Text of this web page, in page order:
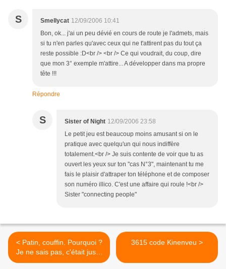
S Smellycat 12/09/2006 10:41
Bon, ok... j'ai un peu dévié en cours de route je l'admets, mais
si tu n'en parles qu'avec ceux qui ne t'attirent pas du tout ça
reste possible :D<br /> <br /> Ce qui voudrait, du coup, dire
que mon 3° exemple m'attire... A développer dans ma propre
tête !!!
Répondre
S Sister of Night 12/09/2006 23:58
Le petit jeu est beaucoup moins amusant si on le
pratique avec quelqu'un qui nous indiffère
totalement.<br /> Je suis contente de voir que tu as
ouvert les yeux sur ton "cas N°3", maintenant tu me
fais le plaisir d'attraper ton téléphone et de composer
son numéro illico. C'est une affaire qui roule !<br />
Sister "connecting people"
< Patin, couffin. Pourquoi ?
Je ne sais pas, c'était juste
comme ça.
3615 code Kinenveu >